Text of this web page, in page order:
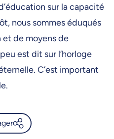
sur la capacité
nous sommes éduqués
de moyens de
est dit sur l’horloge
C’est important